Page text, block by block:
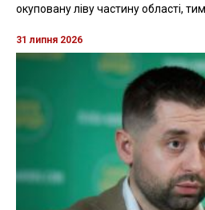
окуповану ліву частину області, тим
31 липня 2026